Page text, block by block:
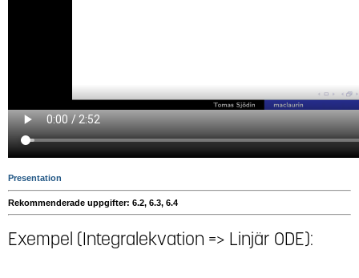
Presentation
Rekommenderade uppgifter: 6.2, 6.3, 6.4
Exempel (Integralekvation => Linjär ODE):